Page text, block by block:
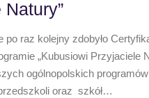
po raz kolejny zdobyło
„Kubusiowi Przyjaciele
ogólnopolskich programów
oraz szkół…